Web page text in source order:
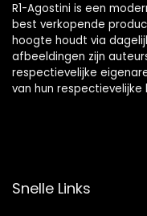
R1-Agostini is een
best verkopende
hoogte houdt via
afbeeldingen zijn
respectievelijke
van hun respectievelijke
Snelle Links